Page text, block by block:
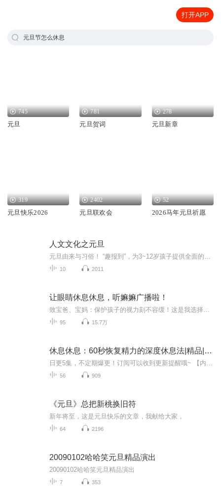
打开APP
元旦节怎么休息
745
元旦
781
元旦贺词
278
元旦新章
319
元旦快乐2026
2402
元旦联欢会
52
2026马年元旦祈愿
人文文化之元旦
10 2011
让眼睛休息休息，听嫲嫲广播啦！
95 15.7万
休息休息：60秒恢复精力的深度休息法|精品|当代文学
56 909
《元旦》总把新桃换旧符
新年将至，这是元旦快乐的文章，我献给大家，
64 2196
20090102哈哈笑元旦精品演出
20090102哈哈笑元旦精品演出
7 353